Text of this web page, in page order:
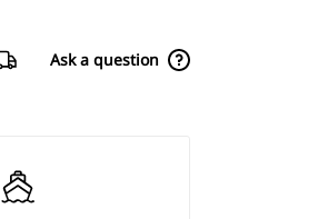
Ask a question